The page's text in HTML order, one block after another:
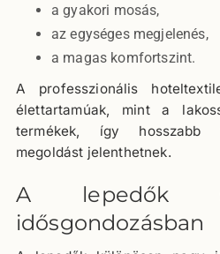
a gyakori mosás,
az egységes megjelenés,
a magas komfortszint.
A professzionális
élettartamúak, mint a
termékek, így hosszabb
megoldást jelenthetnek.
A lepedők
idősgondozásban